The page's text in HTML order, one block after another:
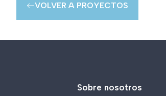
VOLVER A PROYECTOS
Sobre nosotros